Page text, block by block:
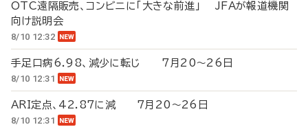
OTC遠隔販売、コンビニに「大きな前進」 JFAが報道機関
向け説明会
8/10 12:32
手足口病6.98、減少に転じ 7月20～26日
8/10 12:31
ARI定点、42.87に減 7月20～26日
8/10 12:31